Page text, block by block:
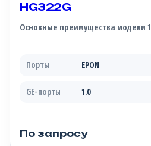
HG322G
Основные преимущества модели
Порты EPON
GE-порты 1.0
По запросу